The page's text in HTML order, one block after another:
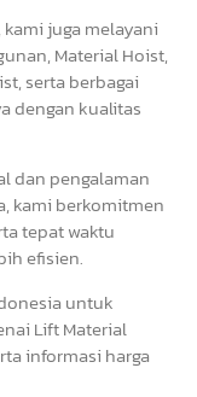
juga melayani
Material Hoist,
serta berbagai
dengan kualitas
dan pengalaman
kami berkomitmen
tepat waktu
efisien.
untuk
Lift Material
informasi harga